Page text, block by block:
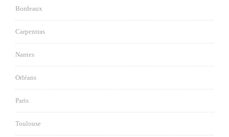
Bordeaux
Carpentras
Nantes
Orléans
Paris
Toulouse